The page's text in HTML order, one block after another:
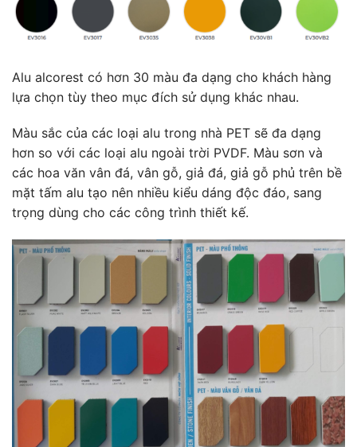
Alu alcorest có hơn 30 màu đa dạng cho khách hàng
lựa chọn tùy theo mục đích sử dụng khác nhau.
Màu sắc của các loại alu trong nhà PET sẽ đa dạng
hơn so với các loại alu ngoài trời PVDF. Màu sơn và
các hoa văn vân đá, vân gỗ, giả đá, giả gỗ phủ trên bề
mặt tấm alu tạo nên nhiều kiểu dáng độc đáo, sang
trọng dùng cho các công trình thiết kế.